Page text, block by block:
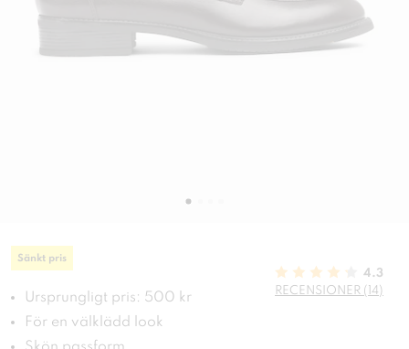
Sänkt pris
Ursprungligt pris: 500 kr
För en välklädd look
4.3
RECENSIONER (14)